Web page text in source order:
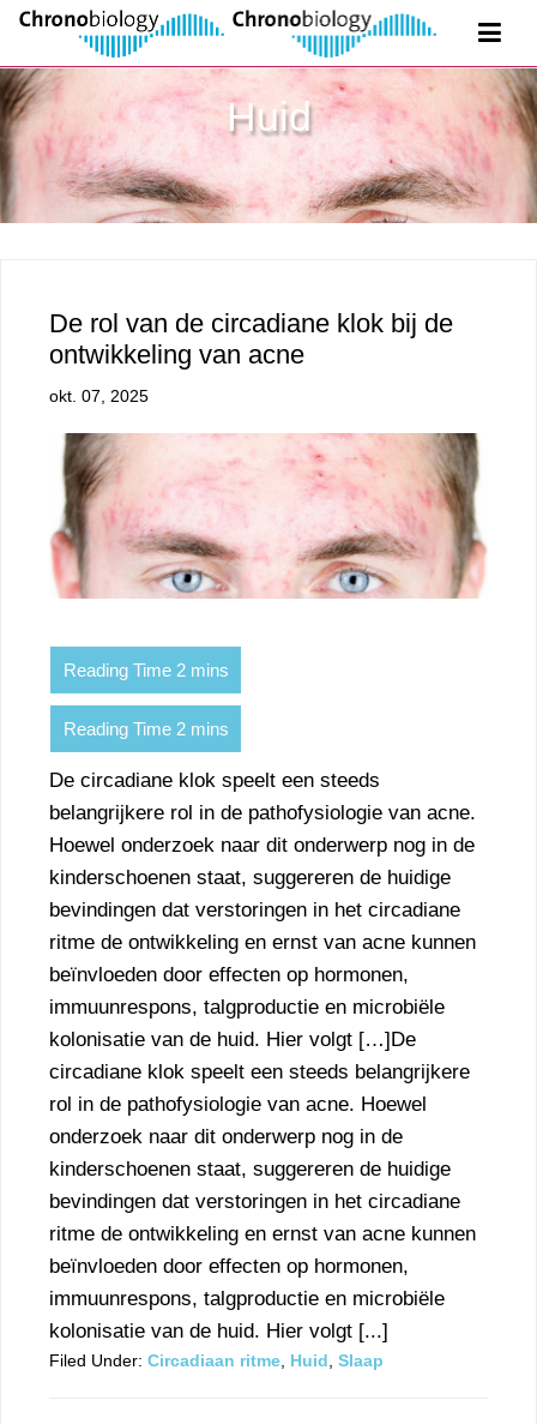
Huid
De rol van de circadiane klok bij de
ontwikkeling van acne
okt. 07, 2025
De circadiane klok speelt een steeds
belangrijkere rol in de pathofysiologie van acne.
Hoewel onderzoek naar dit onderwerp nog in de
kinderschoenen staat, suggereren de huidige
bevindingen dat verstoringen in het circadiane
ritme de ontwikkeling en ernst van acne kunnen
beïnvloeden door effecten op hormonen,
immuunrespons, talgproductie en microbiële
kolonisatie van de huid. Hier volgt […]De
circadiane klok speelt een steeds belangrijkere
rol in de pathofysiologie van acne. Hoewel
onderzoek naar dit onderwerp nog in de
kinderschoenen staat, suggereren de huidige
bevindingen dat verstoringen in het circadiane
ritme de ontwikkeling en ernst van acne kunnen
beïnvloeden door effecten op hormonen,
immuunrespons, talgproductie en microbiële
kolonisatie van de huid. Hier volgt [...]
Filed Under: Circadiaan ritme Huid Slaap